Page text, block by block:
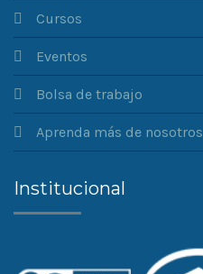
Cursos
Eventos
Bolsa de trabajo
Aprenda más de nosotros
Institucional